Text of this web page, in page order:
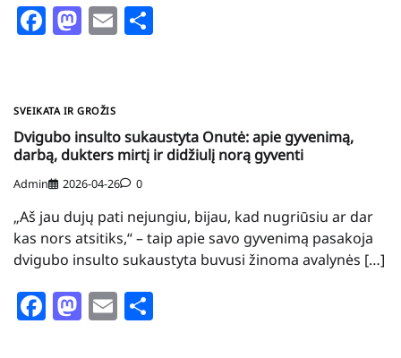
Facebook
Mastodon
Email
SVEIKATA IR GROŽIS
Dvigubo insulto sukaustyta Onutė: apie gyvenimą,
darbą, dukters mirtį ir didžiulį norą gyventi
Admin 2026-04-26 0
„Aš jau dujų pati nejungiu, bijau, kad nugriūsiu ar dar
kas nors atsitiks,“ – taip apie savo gyvenimą pasakoja
dvigubo insulto sukaustyta buvusi žinoma avalynės […]
Facebook
Mastodon
Email